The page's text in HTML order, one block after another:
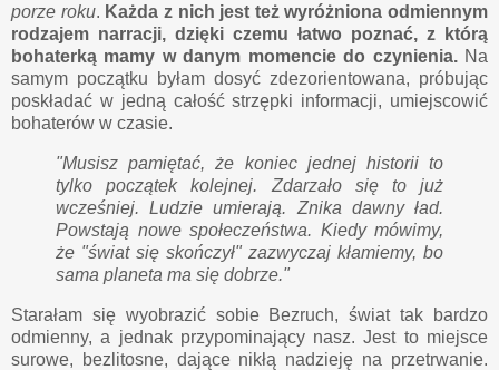
porze roku. Każda z nich jest też wyróżniona odmiennym
rodzajem narracji, dzięki czemu łatwo poznać, z którą
bohaterką mamy w danym momencie do czynienia. Na
samym początku byłam dosyć zdezorientowana, próbując
poskładać w jedną całość strzępki informacji, umiejscowić
bohaterów w czasie.
"Musisz pamiętać, że koniec jednej historii to
tylko początek kolejnej. Zdarzało się to już
wcześniej. Ludzie umierają. Znika dawny ład.
Powstają nowe społeczeństwa. Kiedy mówimy,
że "świat się skończył" zazwyczaj kłamiemy, bo
sama planeta ma się dobrze."
Starałam się wyobrazić sobie Bezruch, świat tak bardzo
odmienny, a jednak przypominający nasz. Jest to miejsce
surowe, bezlitosne, dające nikłą nadzieję na przetrwanie.